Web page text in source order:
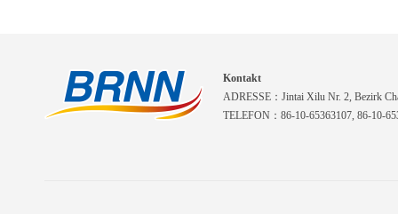
Kontakt
ADRESSE：Jintai Xilu Nr. 2, Bezirk
TELEFON：86-10-65363107, 86-10-